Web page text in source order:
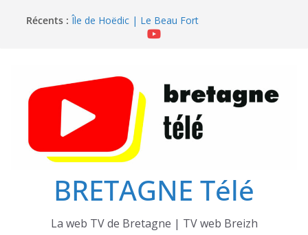
Récents : Île de Hoëdic | Le Beau Fort
Île de Hoëdic | Les Secrets de la Lande
BRETAGNE Télé
La web TV de Bretagne | TV web Breizh